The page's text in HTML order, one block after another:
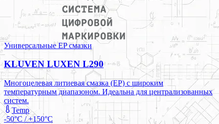
Универсальные EP смазки
KLUVEN LUXEN L290
Многоцелевая литиевая смазка (EP) с широким
температурным диапазоном. Идеальна для централизованных
систем.
Temp
-50°C / +150°C